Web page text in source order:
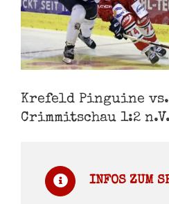
Krefeld Pinguine
Crimmitschau 1:2
INFOS ZUM